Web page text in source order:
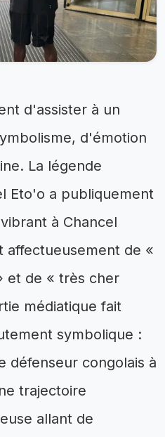
d'assister à un
d'émotion
La légende
Eto'o a publiquement
à Chancel
affectueusement de «
et de « très cher
médiatique fait
symbolique :
défenseur congolais à
trajectoire
allant de